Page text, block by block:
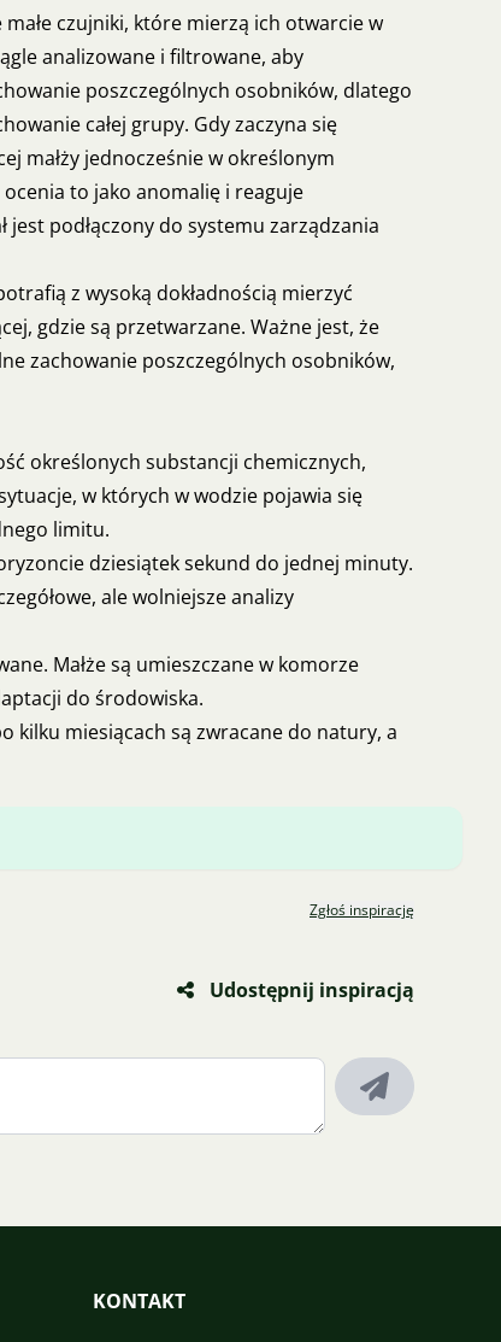
czujniki, które mierzą ich otwarcie w
analizowane i filtrowane, aby
poszczególnych osobników, dlatego
całej grupy. Gdy zaczyna się
małży jednocześnie w określonym
to jako anomalię i reaguje
jest podłączony do systemu zarządzania
z wysoką dokładnością mierzyć
gdzie są przetwarzane. Ważne jest, że
zachowanie poszczególnych osobników,
określonych substancji chemicznych,
w których w wodzie pojawia się
limitu.
dziesiątek sekund do jednej minuty.
ale wolniejsze analizy
Małże są umieszczane w komorze
do środowiska.
kilku miesiącach są zwracane do natury, a
Zgłoś inspirację
Udostępnij inspiracją
KONTAKT